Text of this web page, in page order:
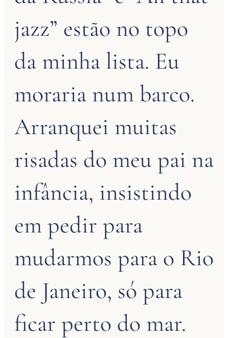
jazz” estão no topo
da minha lista. Eu
moraria num barco.
Arranquei muitas
risadas do meu pai na
infância, insistindo
em pedir para
mudarmos para o Rio
de Janeiro, só para
ficar perto do mar.